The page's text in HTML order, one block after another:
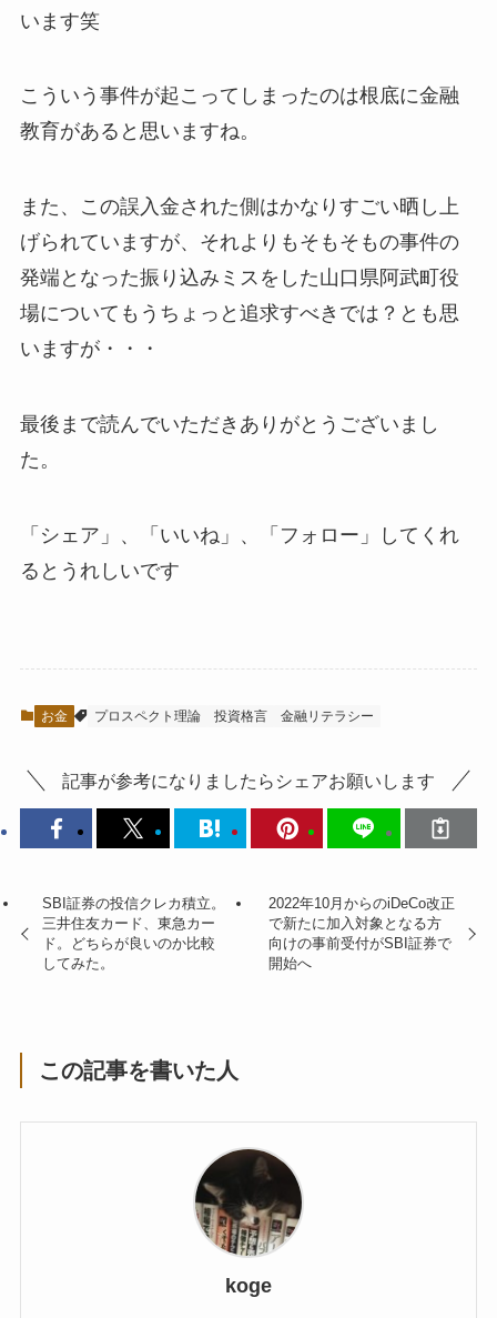
います笑
こういう事件が起こってしまったのは根底に金融
教育があると思いますね。
また、この誤入金された側はかなりすごい晒し上
げられていますが、それよりもそもそもの事件の
発端となった振り込みミスをした山口県阿武町役
場についてもうちょっと追求すべきでは？とも思
いますが・・・
最後まで読んでいただきありがとうございまし
た。
「シェア」、「いいね」、「フォロー」してくれ
るとうれしいです
お金 プロスペクト理論 投資格言 金融リテラシー
記事が参考になりましたらシェアお願いします
SBI証券の投信クレカ積立。
三井住友カード、東急カー
ド。どちらが良いのか比較
してみた。
2022年10月からのiDeCo改正
で新たに加入対象となる方
向けの事前受付がSBI証券で
開始へ
この記事を書いた人
koge